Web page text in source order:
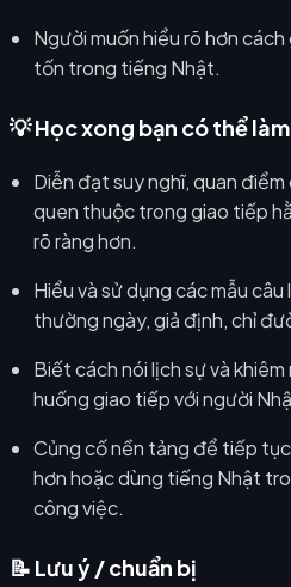
Người muốn hiểu rõ hơn
tốn trong tiếng Nhật.
💡 Học xong bạn có thể
Diễn đạt suy nghĩ, quan điểm
quen thuộc trong giao tiếp
rõ ràng hơn.
Hiểu và sử dụng các mẫu
thường ngày, giả định, chỉ
Biết cách nói lịch sự và
huống giao tiếp với người
Củng cố nền tảng để tiếp
hơn hoặc dùng tiếng Nhật
công việc.
📝 Lưu ý / chuẩn bị